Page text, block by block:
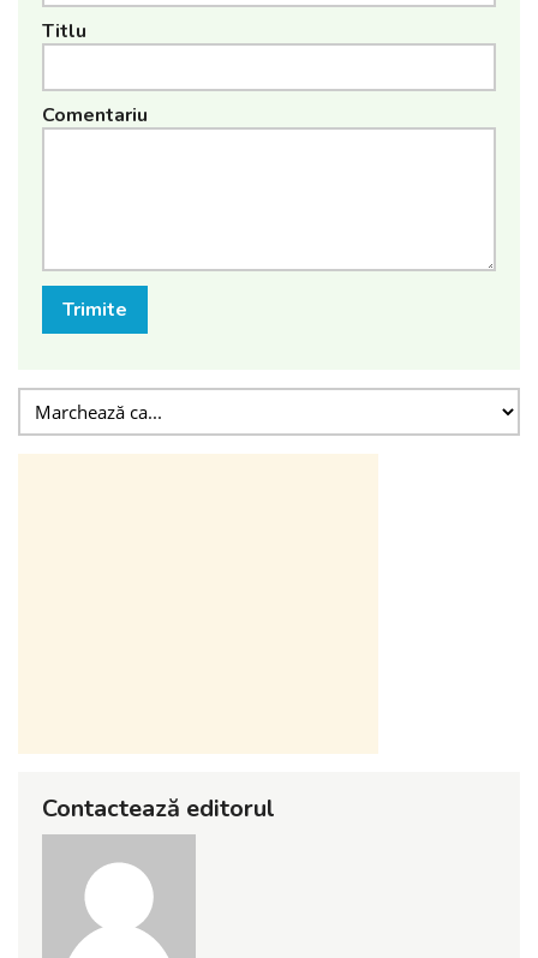
Titlu
Comentariu
Trimite
Contactează editorul